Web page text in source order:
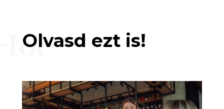
Olvasd ezt is!